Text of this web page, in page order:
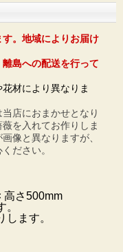
。地域によりお届け
島への配送を行って
材により異なりま
店におまかせとなり
を入れてお作りしま
像と異なりますが、
ださい。
高さ500mm
ます。